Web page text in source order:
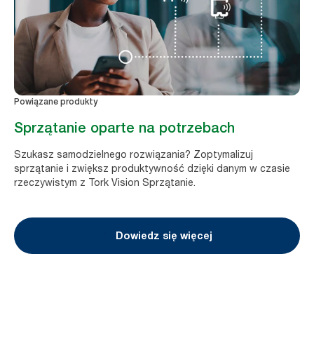
Powiązane produkty
Sprzątanie oparte na potrzebach
Szukasz samodzielnego rozwiązania? Zoptymalizuj
sprzątanie i zwiększ produktywność dzięki danym w czasie
rzeczywistym z Tork Vision Sprzątanie.
Dowiedz się więcej